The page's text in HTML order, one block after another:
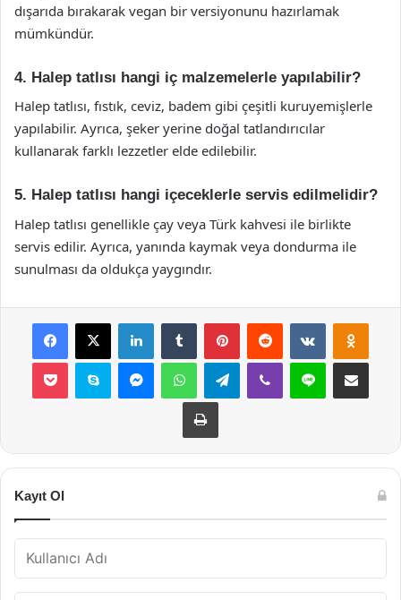
dışarıda bırakarak vegan bir versiyonunu hazırlamak
mümkündür.
4. Halep tatlısı hangi iç malzemelerle yapılabilir?
Halep tatlısı, fıstık, ceviz, badem gibi çeşitli kuruyemişlerle
yapılabilir. Ayrıca, şeker yerine doğal tatlandırıcılar
kullanarak farklı lezzetler elde edilebilir.
5. Halep tatlısı hangi içeceklerle servis edilmelidir?
Halep tatlısı genellikle çay veya Türk kahvesi ile birlikte
servis edilir. Ayrıca, yanında kaymak veya dondurma ile
sunulması da oldukça yaygındır.
Facebook
X LinkedInTumblr PinterestReddit VKontakte
Pocket Skype MessengerWhatsAppTelegramViber Line E-Posta ile
Yazdır
Kayıt Ol